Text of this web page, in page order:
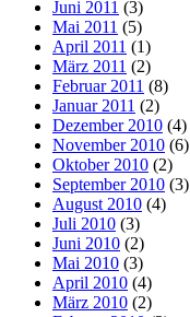
Juni 2011 (3)
Mai 2011 (5)
April 2011 (1)
März 2011 (2)
Februar 2011 (8)
Januar 2011 (2)
Dezember 2010 (4)
November 2010 (6)
Oktober 2010 (2)
September 2010 (3)
August 2010 (4)
Juli 2010 (3)
Juni 2010 (2)
Mai 2010 (3)
April 2010 (4)
März 2010 (2)